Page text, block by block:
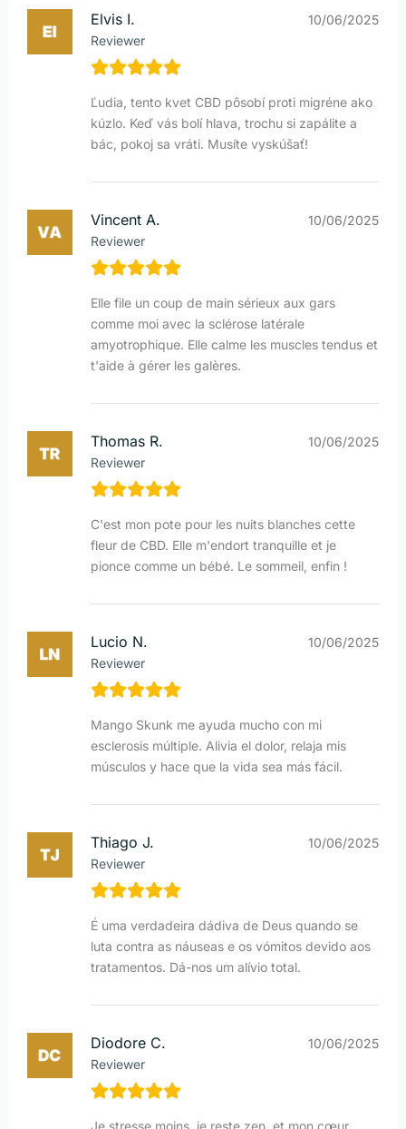
Elvis I.
Reviewer
10/06/2025
Ľudia, tento kvet CBD pôsobí proti migréne ako
kúzlo. Keď vás bolí hlava, trochu si zapálite a
bác, pokoj sa vráti. Musíte vyskúšať!
Vincent A.
Reviewer
10/06/2025
Elle file un coup de main sérieux aux gars
comme moi avec la sclérose latérale
amyotrophique. Elle calme les muscles tendus et
t'aide à gérer les galères.
Thomas R.
Reviewer
10/06/2025
C'est mon pote pour les nuits blanches cette
fleur de CBD. Elle m'endort tranquille et je
pionce comme un bébé. Le sommeil, enfin !
Lucio N.
Reviewer
10/06/2025
Mango Skunk me ayuda mucho con mi
esclerosis múltiple. Alivia el dolor, relaja mis
músculos y hace que la vida sea más fácil.
Thiago J.
Reviewer
10/06/2025
É uma verdadeira dádiva de Deus quando se
luta contra as náuseas e os vómitos devido aos
tratamentos. Dá-nos um alívio total.
Diodore C.
Reviewer
10/06/2025
Je stresse moins, je reste zen, et mon cœur